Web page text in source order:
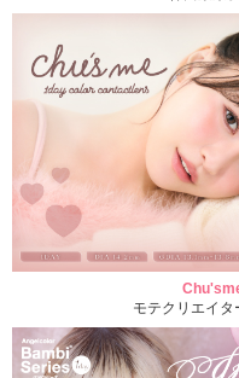
モテクリエイタ